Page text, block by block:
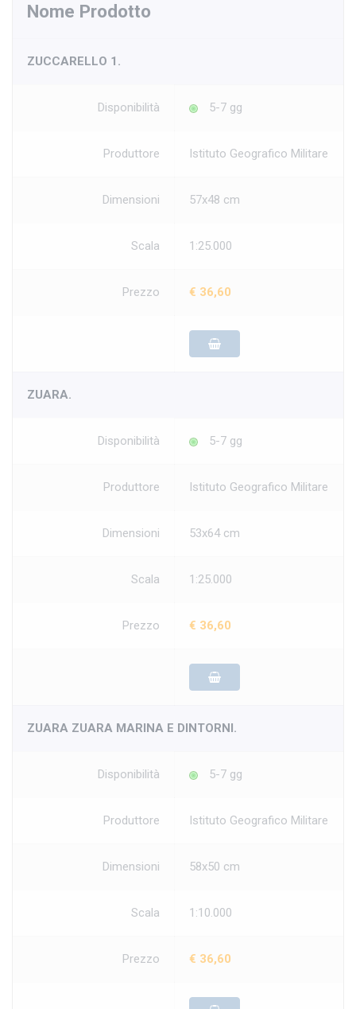
Nome Prodotto
ZUCCARELLO 1.
Disponibilità 5-7 gg
Produttore Istituto Geografico Militare
Dimensioni 57x48 cm
Scala 1:25.000
Prezzo € 36,60
ZUARA.
Disponibilità 5-7 gg
Produttore Istituto Geografico Militare
Dimensioni 53x64 cm
Scala 1:25.000
Prezzo € 36,60
ZUARA ZUARA MARINA E DINTORNI.
Disponibilità 5-7 gg
Produttore Istituto Geografico Militare
Dimensioni 58x50 cm
Scala 1:10.000
Prezzo € 36,60